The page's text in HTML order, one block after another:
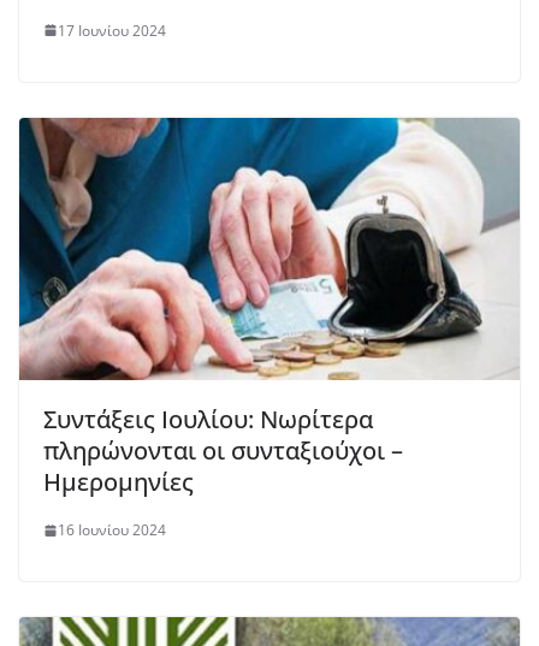
17 Ιουνίου 2024
Συντάξεις Ιουλίου: Νωρίτερα
πληρώνονται οι συνταξιούχοι –
Ημερομηνίες
16 Ιουνίου 2024